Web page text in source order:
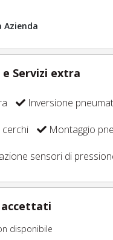
Servizi extra
Inversione
Montaggio
sensori di
accettati
disponibile